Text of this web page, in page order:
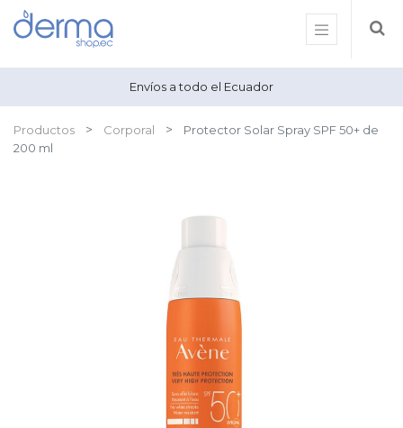
Envíos a todo el Ecuador
Productos Corporal
Protector Solar Spray SPF 50+ de
200 ml